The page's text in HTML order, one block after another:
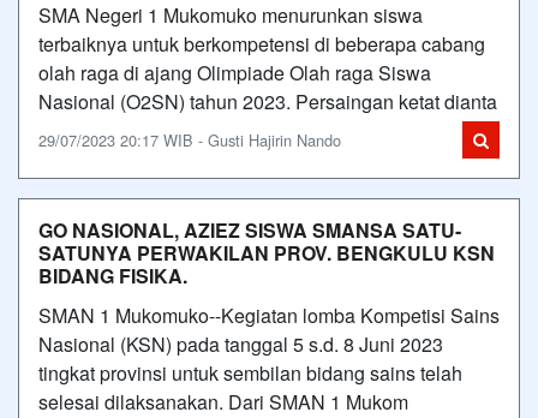
SMA Negeri 1 Mukomuko menurunkan siswa
terbaiknya untuk berkompetensi di beberapa cabang
olah raga di ajang Olimpiade Olah raga Siswa
Nasional (O2SN) tahun 2023. Persaingan ketat dianta
29/07/2023 20:17 WIB - Gusti Hajirin Nando
GO NASIONAL, AZIEZ SISWA SMANSA SATU-
SATUNYA PERWAKILAN PROV. BENGKULU KSN
BIDANG FISIKA.
SMAN 1 Mukomuko--Kegiatan lomba Kompetisi Sains
Nasional (KSN) pada tanggal 5 s.d. 8 Juni 2023
tingkat provinsi untuk sembilan bidang sains telah
selesai dilaksanakan. Dari SMAN 1 Mukom